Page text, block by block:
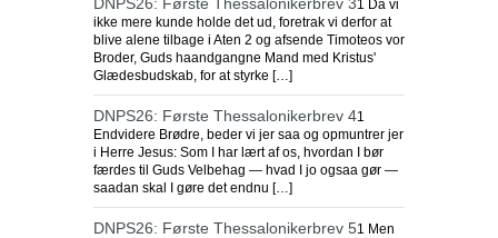
1 Da vi
ikke mere kunde holde det ud, foretrak vi derfor at
blive alene tilbage i Aten 2 og afsende Timoteos vor
Broder, Guds haandgangne Mand med Kristus'
Glædesbudskab, for at styrke […]
DNPS26: Første Thessalonikerbrev 41
Endvidere Brødre, beder vi jer saa og opmuntrer jer
i Herre Jesus: Som I har lært af os, hvordan I bør
færdes til Guds Velbehag — hvad I jo ogsaa gør —
saadan skal I gøre det endnu […]
DNPS26: Første Thessalonikerbrev 51 Men